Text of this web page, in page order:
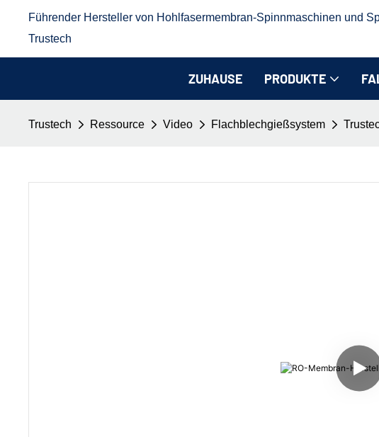
Führender Hersteller von Hohlfasermembran-Spinnmaschinen und
Trustech
ZUHAUSE PRODUKTE
Trustech Ressource Video Flachblechgießsystem